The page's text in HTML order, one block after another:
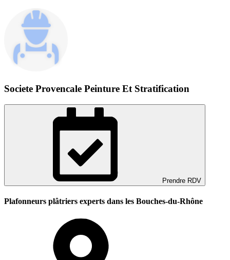
Societe Provencale Peinture Et Stratification
Prendre RDV
Plafonneurs plâtriers experts dans les Bouches-du-Rhône